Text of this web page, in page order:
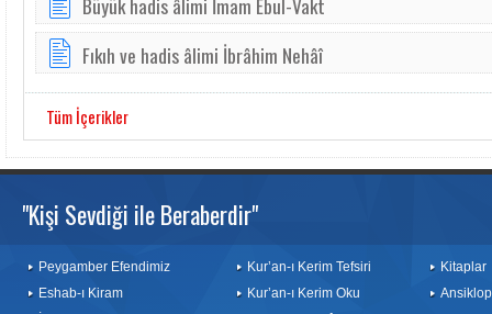
Fıkıh ve hadis âlimi İbrâhim Nehâî
Tüm İçerikler
"Kişi Sevdiği ile Beraberdir"
Peygamber Efendimiz
Eshab-ı Kiram
Kur’an-ı Kerim Tefsiri
Kur’an-ı Kerim Oku
Kitaplar